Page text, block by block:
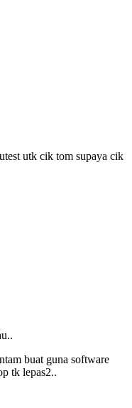
utk cik tom supaya cik
buat guna software
tk lepas2..